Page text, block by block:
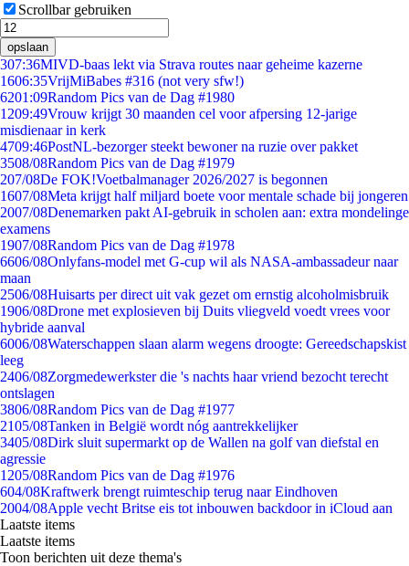
Scrollbar gebruiken
opslaan
307:36MIVD-baas lekt via Strava routes naar geheime kazerne
1606:35VrijMiBabes #316 (not very sfw!)
6201:09Random Pics van de Dag #1980
1209:49Vrouw krijgt 30 maanden cel voor afpersing 12-jarige
misdienaar in kerk
4709:46PostNL-bezorger steekt bewoner na ruzie over pakket
3508/08Random Pics van de Dag #1979
207/08De FOK!Voetbalmanager 2026/2027 is begonnen
1607/08Meta krijgt half miljard boete voor mentale schade bij jongeren
2007/08Denemarken pakt AI-gebruik in scholen aan: extra mondelinge
examens
1907/08Random Pics van de Dag #1978
6606/08Onlyfans-model met G-cup wil als NASA-ambassadeur naar
maan
2506/08Huisarts per direct uit vak gezet om ernstig alcoholmisbruik
1906/08Drone met explosieven bij Duits vliegveld voedt vrees voor
hybride aanval
6006/08Waterschappen slaan alarm wegens droogte: Gereedschapskist
leeg
2406/08Zorgmedewerkster die 's nachts haar vriend bezocht terecht
ontslagen
3806/08Random Pics van de Dag #1977
2105/08Tanken in België wordt nóg aantrekkelijker
3405/08Dirk sluit supermarkt op de Wallen na golf van diefstal en
agressie
1205/08Random Pics van de Dag #1976
604/08Kraftwerk brengt ruimteschip terug naar Eindhoven
2004/08Apple vecht Britse eis tot inbouwen backdoor in iCloud aan
Laatste items
Laatste items
Toon berichten uit deze thema's